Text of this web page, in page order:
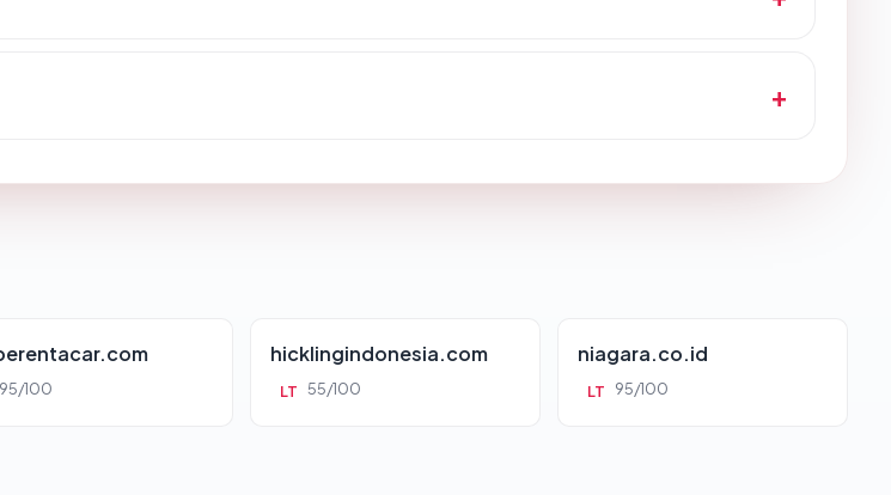
95/100
hicklingindonesia.com
LT 55/100
niagara.co.id
LT 95/100